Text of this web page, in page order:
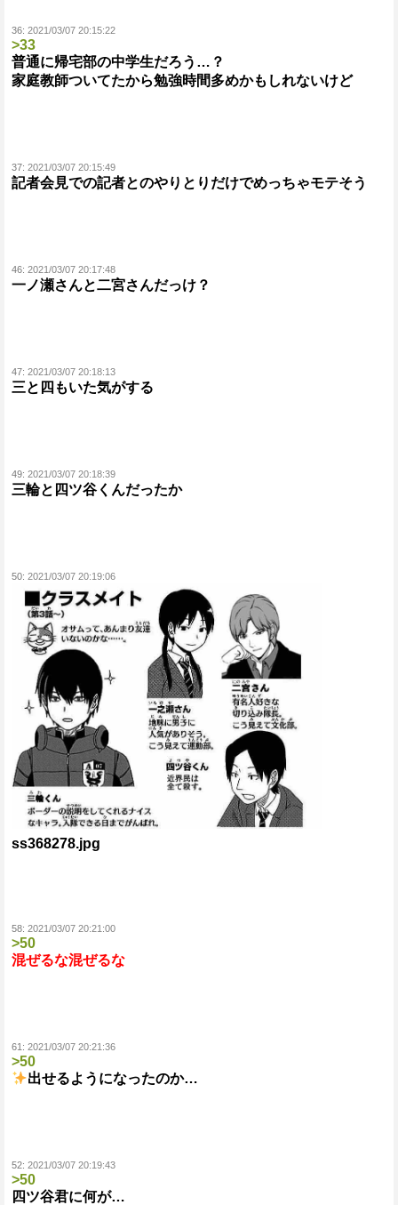
36: 2021/03/07 20:15:22
>33
普通に帰宅部の中学生だろう…？
家庭教師ついてたから勉強時間多めかもしれないけど
37: 2021/03/07 20:15:49
記者会見での記者とのやりとりだけでめっちゃモテそう
46: 2021/03/07 20:17:48
一ノ瀬さんと二宮さんだっけ？
47: 2021/03/07 20:18:13
三と四もいた気がする
49: 2021/03/07 20:18:39
三輪と四ツ谷くんだったか
50: 2021/03/07 20:19:06
ss368278.jpg
58: 2021/03/07 20:21:00
>50
混ぜるな混ぜるな
61: 2021/03/07 20:21:36
>50
出せるようになったのか…
52: 2021/03/07 20:19:43
>50
四ツ谷君に何が…